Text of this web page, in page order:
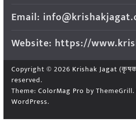
Email:
Website: https://
Copyright © 2026 Krishak Jagat
reserved.
Theme: ColorMag Pro by
WordPress.